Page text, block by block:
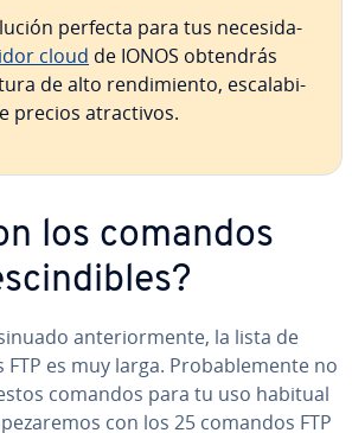
perfecta para tus ne­ce­si­da­
cloud de IONOS obtendrás
de alto re­n­di­mie­n­to, es­ca­la­bi­
precios atra­c­ti­vos.
los comandos
an­te­rio­r­me­n­te, la lista de
es muy larga. Pro­ba­ble­me­n­te no
comandos para tu uso habitual
con los 25 comandos FTP